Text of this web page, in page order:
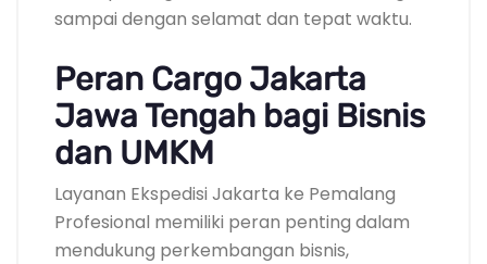
sampai dengan selamat dan tepat waktu.
Peran Cargo Jakarta
Jawa Tengah bagi Bisnis
dan UMKM
Layanan Ekspedisi Jakarta ke Pemalang
Profesional memiliki peran penting dalam
mendukung perkembangan bisnis,